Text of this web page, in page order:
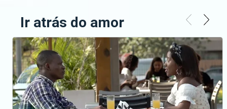
Ir atrás do amor